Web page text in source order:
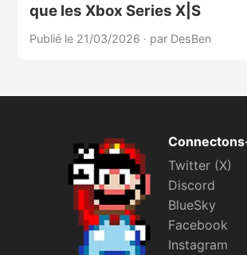
que les Xbox Series X|S
Publié le 21/03/2026 · par DesBen
Twitter (X)
Discord
BlueSky
Facebook
Instagram